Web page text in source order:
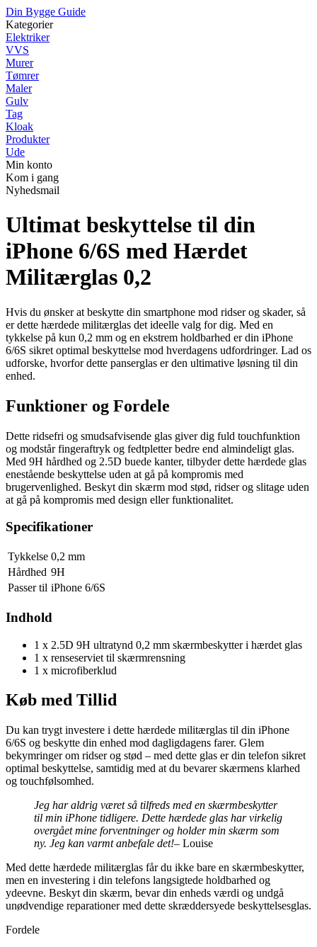
Din Bygge Guide
Kategorier
Elektriker
VVS
Murer
Tømrer
Maler
Gulv
Tag
Kloak
Produkter
Ude
Min konto
Kom i gang
Nyhedsmail
Ultimat beskyttelse til din
iPhone 6/6S med Hærdet
Militærglas 0,2
Hvis du ønsker at beskytte din smartphone mod ridser og skader, så
er dette hærdede militærglas det ideelle valg for dig. Med en
tykkelse på kun 0,2 mm og en ekstrem holdbarhed er din iPhone
6/6S sikret optimal beskyttelse mod hverdagens udfordringer. Lad os
udforske, hvorfor dette panserglas er den ultimative løsning til din
enhed.
Funktioner og Fordele
Dette ridsefri og smudsafvisende glas giver dig fuld touchfunktion
og modstår fingeraftryk og fedtpletter bedre end almindeligt glas.
Med 9H hårdhed og 2.5D buede kanter, tilbyder dette hærdede glas
enestående beskyttelse uden at gå på kompromis med
brugervenlighed. Beskyt din skærm mod stød, ridser og slitage uden
at gå på kompromis med design eller funktionalitet.
Specifikationer
Tykkelse 0,2 mm
Hårdhed 9H
Passer til iPhone 6/6S
Indhold
1 x 2.5D 9H ultratynd 0,2 mm skærmbeskytter i hærdet glas
1 x renseserviet til skærmrensning
1 x microfiberklud
Køb med Tillid
Du kan trygt investere i dette hærdede militærglas til din iPhone
6/6S og beskytte din enhed mod dagligdagens farer. Glem
bekymringer om ridser og stød – med dette glas er din telefon sikret
optimal beskyttelse, samtidig med at du bevarer skærmens klarhed
og touchfølsomhed.
Jeg har aldrig været så tilfreds med en skærmbeskytter
til min iPhone tidligere. Dette hærdede glas har virkelig
overgået mine forventninger og holder min skærm som
ny. Jeg kan varmt anbefale det!– Louise
Med dette hærdede militærglas får du ikke bare en skærmbeskytter,
men en investering i din telefons langsigtede holdbarhed og
ydeevne. Beskyt din skærm, bevar din enheds værdi og undgå
unødvendige reparationer med dette skræddersyede beskyttelsesglas.
Fordele